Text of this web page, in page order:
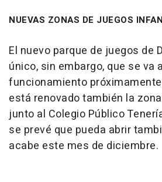
NUEVAS ZONAS DE JUEGOS
El nuevo parque de juegos de
único, sin embargo, que se va
funcionamiento
está renovado también la
junto al Colegio Público
se prevé que pueda abrir
acabe este mes de diciembre.